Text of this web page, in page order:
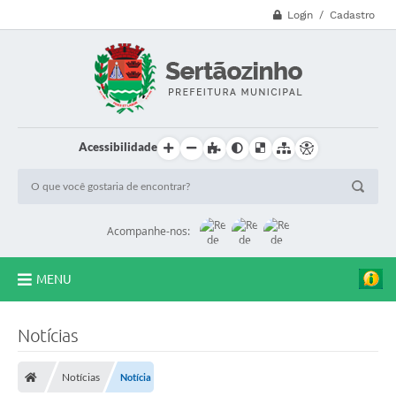
Login / Cadastro
Acessibilidade
Acompanhe-nos:
MENU
Secretarias
Notícias
Notícias Notícia